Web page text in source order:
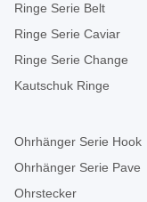
Ringe Serie Belt
Ringe Serie Caviar
Ringe Serie Change
Kautschuk Ringe
Ohrhänger Serie Hook
Ohrhänger Serie Pave
Ohrstecker